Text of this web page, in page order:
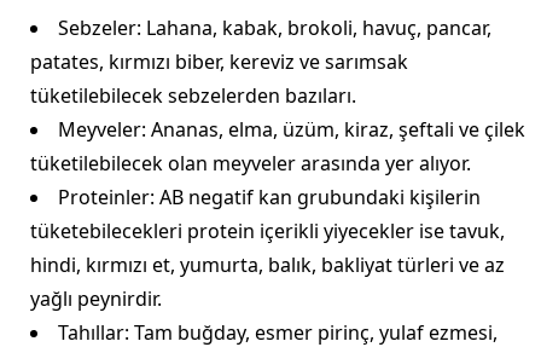
Sebzeler: Lahana, kabak, brokoli, havuç, pancar,
patates, kırmızı biber, kereviz ve sarımsak
tüketilebilecek sebzelerden bazıları.
Meyveler: Ananas, elma, üzüm, kiraz, şeftali ve çilek
tüketilebilecek olan meyveler arasında yer alıyor.
Proteinler: AB negatif kan grubundaki kişilerin
tüketebilecekleri protein içerikli yiyecekler ise tavuk,
hindi, kırmızı et, yumurta, balık, bakliyat türleri ve az
yağlı peynirdir.
Tahıllar: Tam buğday, esmer pirinç, yulaf ezmesi,